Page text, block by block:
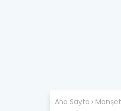
Ana Sayfa Manşet